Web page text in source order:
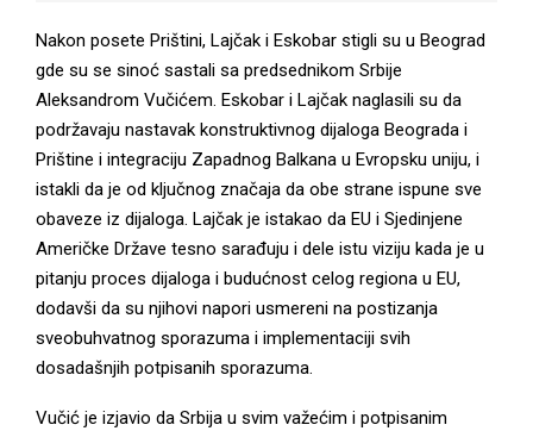
Nakon posete Prištini, Lajčak i Eskobar stigli su u Beograd
gde su se sinoć sastali sa predsednikom Srbije
Aleksandrom Vučićem. Eskobar i Lajčak naglasili su da
podržavaju nastavak konstruktivnog dijaloga Beograda i
Prištine i integraciju Zapadnog Balkana u Evropsku uniju, i
istakli da je od ključnog značaja da obe strane ispune sve
obaveze iz dijaloga. Lajčak je istakao da EU i Sjedinjene
Američke Države tesno sarađuju i dele istu viziju kada je u
pitanju proces dijaloga i budućnost celog regiona u EU,
dodavši da su njihovi napori usmereni na postizanja
sveobuhvatnog sporazuma i implementaciji svih
dosadašnjih potpisanih sporazuma.
Vučić je izjavio da Srbija u svim važećim i potpisanim